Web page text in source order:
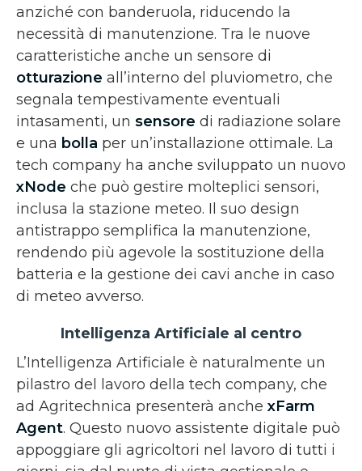
anziché con banderuola, riducendo la
necessità di manutenzione. Tra le nuove
caratteristiche anche un sensore di
otturazione all’interno del pluviometro, che
segnala tempestivamente eventuali
intasamenti, un sensore di radiazione solare
e una bolla per un’installazione ottimale. La
tech company ha anche sviluppato un nuovo
xNode che può gestire molteplici sensori,
inclusa la stazione meteo. Il suo design
antistrappo semplifica la manutenzione,
rendendo più agevole la sostituzione della
batteria e la gestione dei cavi anche in caso
di meteo avverso.
Intelligenza Artificiale al centro
L’Intelligenza Artificiale è naturalmente un
pilastro del lavoro della tech company, che
ad Agritechnica presenterà anche xFarm
Agent. Questo nuovo assistente digitale può
appoggiare gli agricoltori nel lavoro di tutti i